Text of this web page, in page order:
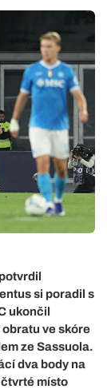
si poradil s
ukončil
ve skóre
ze Sassuola.
dva body na
místo